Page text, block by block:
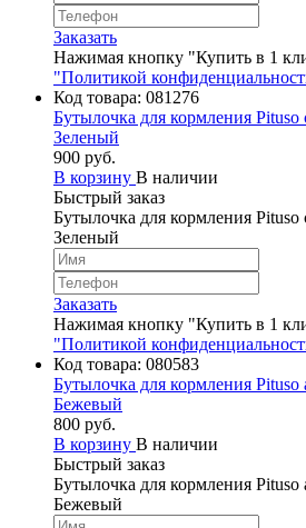
Заказать
Нажимая кнопку "Купить в 1
"Политикой
Код товара: 081276
Бутылочка для кормления
Зеленый
900 руб.
В корзину В наличии
Быстрый заказ
Бутылочка для кормления
Зеленый
Заказать
Нажимая кнопку "Купить в 1
"Политикой
Код товара: 080583
Бутылочка для кормления Pituso
Бежевый
800 руб.
В корзину В наличии
Быстрый заказ
Бутылочка для кормления Pituso
Бежевый